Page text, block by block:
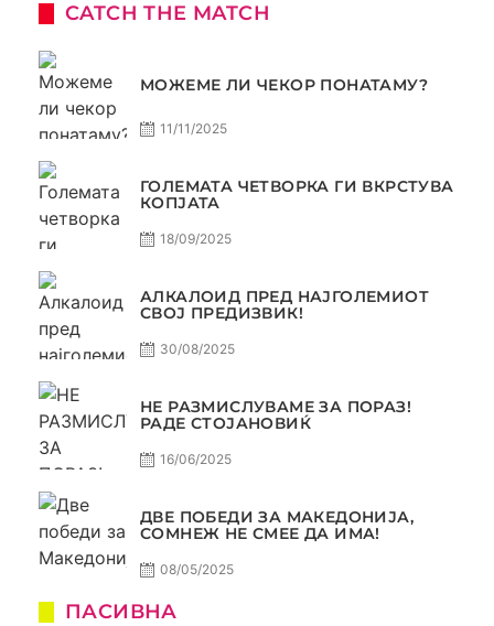
CATCH THE MATCH
МОЖЕМЕ ЛИ ЧЕКОР ПОНАТАМУ?
11/11/2025
ГОЛЕМАТА ЧЕТВОРКА ГИ ВКРСТУВА
КОПЈАТА
18/09/2025
АЛКАЛОИД ПРЕД НАЈГОЛЕМИОТ
СВОЈ ПРЕДИЗВИК!
30/08/2025
НЕ РАЗМИСЛУВАМЕ ЗА ПОРАЗ!
РАДЕ СТОЈАНОВИЌ
16/06/2025
ДВЕ ПОБЕДИ ЗА МАКЕДОНИЈА,
СОМНЕЖ НЕ СМЕЕ ДА ИМА!
08/05/2025
ПАСИВНА